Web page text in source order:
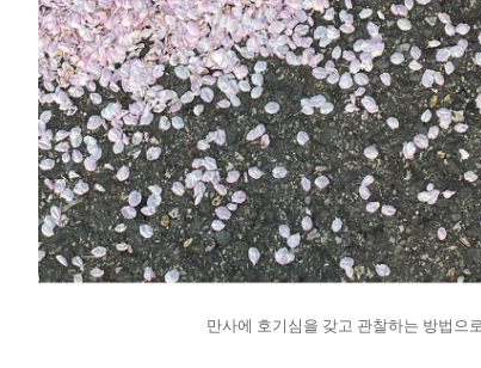
만사에 호기심을 갖고 관찰하는 방법으